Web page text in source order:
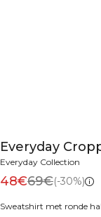
Everyday
Everyday Collection
48€69€(-30%)
Sweatshirt met ronde